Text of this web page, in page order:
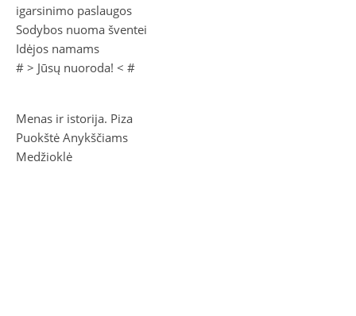
igarsinimo paslaugos
Sodybos nuoma šventei
Idėjos namams
# > Jūsų nuoroda! < #
Menas ir istorija. Piza
Puokštė Anykščiams
Medžioklė